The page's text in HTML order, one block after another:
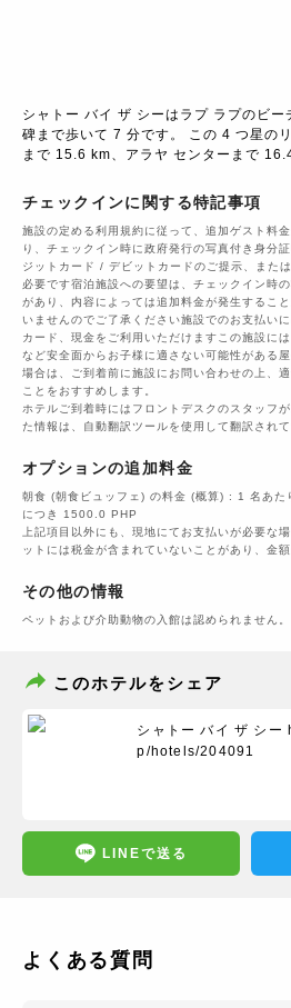
シャトー バイ ザ シーはラプ ラプのビ
碑まで歩いて 7 分です。 この 4 つ星の
まで 15.6 km、アラヤ センターまで
チェックインに関する特記事項
施設の定める利用規約に従って、追加ゲスト料
り、チェックイン時に政府発行の写真付き身分
ジットカード / デビットカードのご提示、また
必要です宿泊施設への要望は、チェックイン時
があり、内容によっては追加料金が発生するこ
いませんのでご了承ください施設でのお支払い
カード、現金をご利用いただけますこの施設に
など安全面からお子様に適さない可能性がある
場合は、ご到着前に施設にお問い合わせの上、
ことをおすすめします。
ホテルご到着時にはフロントデスクのスタッフ
た情報は、自動翻訳ツールを使用して翻訳され
オプションの追加料金
朝食 (朝食ビュッフェ) の料金 (概算) : 1 名あ
につき 1500.0 PHP
上記項目以外にも、現地にてお支払いが必要な
ットには税金が含まれていないことがあり、金
その他の情報
ペットおよび介助動物の入館は認められません。
このホテルをシェア
シャトー バイ ザ シー
p/hotels/204091
LINEで送る
よくある質問